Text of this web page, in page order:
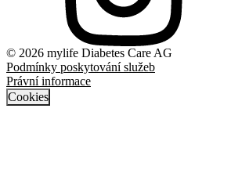
© 2026 mylife Diabetes Care AG
Podmínky poskytování služeb
Právní informace
Cookies